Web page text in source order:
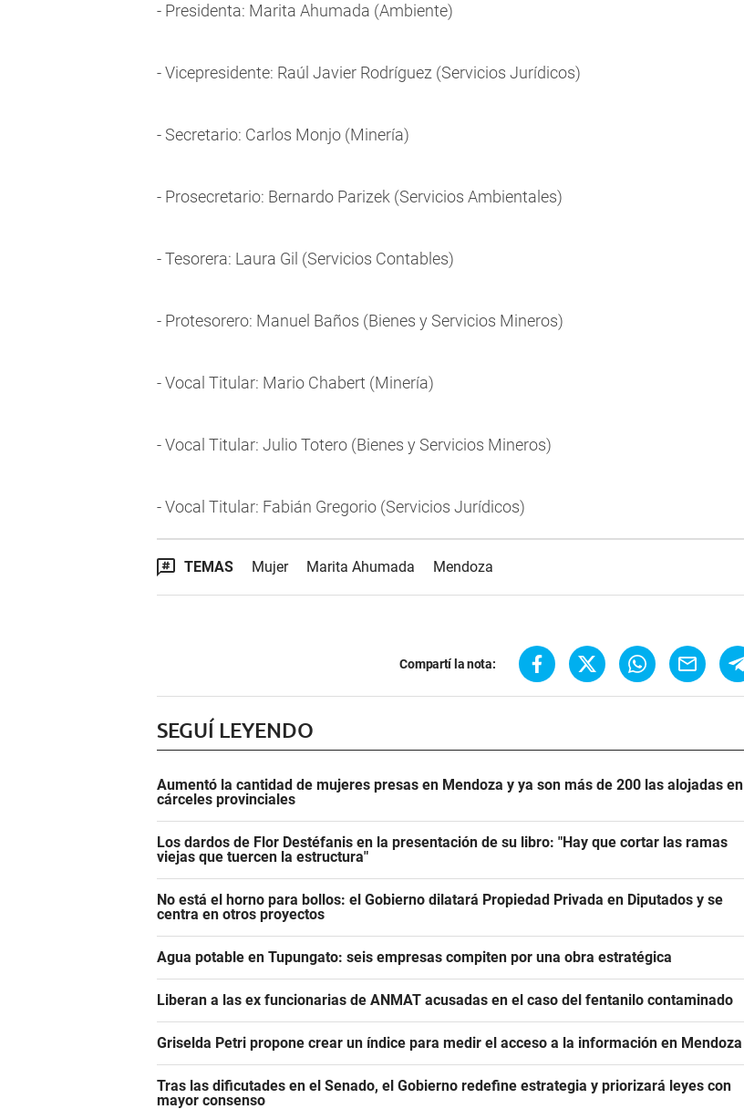
- Presidenta: Marita Ahumada (Ambiente)
- Vicepresidente: Raúl Javier Rodríguez (Servicios Jurídicos)
- Secretario: Carlos Monjo (Minería)
- Prosecretario: Bernardo Parizek (Servicios Ambientales)
- Tesorera: Laura Gil (Servicios Contables)
- Protesorero: Manuel Baños (Bienes y Servicios Mineros)
- Vocal Titular: Mario Chabert (Minería)
- Vocal Titular: Julio Totero (Bienes y Servicios Mineros)
- Vocal Titular: Fabián Gregorio (Servicios Jurídicos)
TEMAS Mujer Marita Ahumada Mendoza
Compartí la nota:
SEGUÍ LEYENDO
Aumentó la cantidad de mujeres presas en Mendoza y ya son más de 200 las alojadas en
cárceles provinciales
Los dardos de Flor Destéfanis en la presentación de su libro: "Hay que cortar las ramas
viejas que tuercen la estructura"
No está el horno para bollos: el Gobierno dilatará Propiedad Privada en Diputados y se
centra en otros proyectos
Agua potable en Tupungato: seis empresas compiten por una obra estratégica
Liberan a las ex funcionarias de ANMAT acusadas en el caso del fentanilo contaminado
Griselda Petri propone crear un índice para medir el acceso a la información en Mendoza
Tras las dificutades en el Senado, el Gobierno redefine estrategia y priorizará leyes con
mayor consenso